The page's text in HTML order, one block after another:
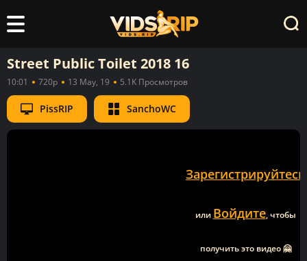
Street Public Toilet 2018 16
10:01 720p 13 May, 19 5.1K Просмотров
PissRIP SanchoWC
Зарегистрируйтесь
или Войдите, чтобы
получить это видео 🤗